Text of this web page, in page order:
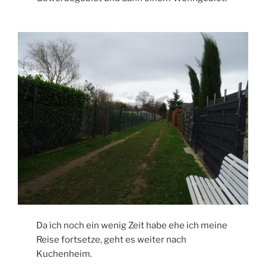
Da ich noch ein wenig Zeit habe ehe ich meine
Reise fortsetze, geht es weiter nach
Kuchenheim.